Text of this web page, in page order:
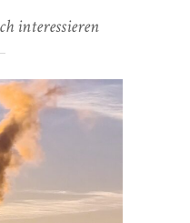
interessieren